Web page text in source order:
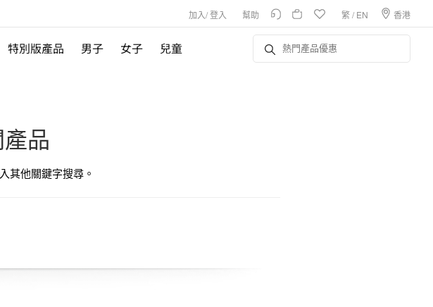
加入/登入 幫助 繁/ EN 香港
特別版產品 男子 女子 兒童
品
其他關鍵字搜尋。